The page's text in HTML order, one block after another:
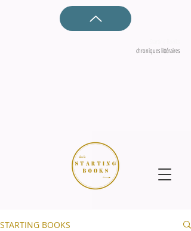
chroniques littéraires
STARTING BOOKS